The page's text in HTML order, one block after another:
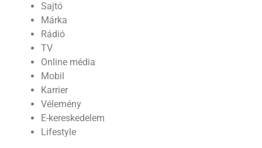
Sajtó
Márka
Rádió
TV
Online média
Mobil
Karrier
Vélemény
E-kereskedelem
Lifestyle